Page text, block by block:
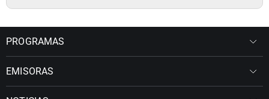
PROGRAMAS
EMISORAS